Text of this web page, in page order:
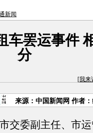
新闻
车罢运事件
分
[我来
来源：中国新闻网 作者
委副主任、市运